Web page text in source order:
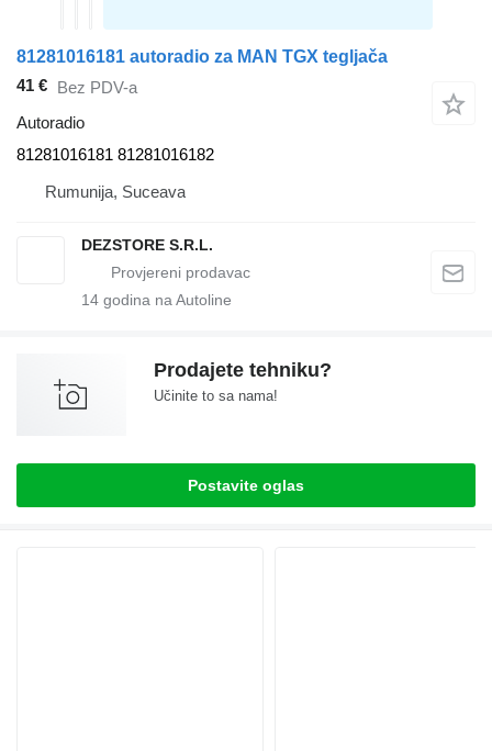
81281016181 autoradio za MAN TGX tegljača
41 € Bez PDV-a
Autoradio
81281016181 81281016182
Rumunija, Suceava
DEZSTORE S.R.L.
14 godina na Autoline
Prodajete tehniku?
Učinite to sa nama!
Postavite oglas